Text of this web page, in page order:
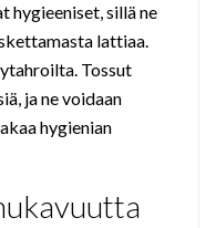
hygieeniset, sillä ne
lattiaa.
Tossut
ja ne voidaan
hygienian